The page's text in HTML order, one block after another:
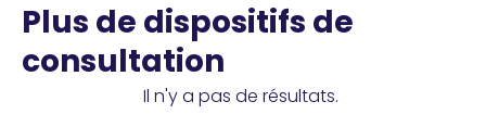
Plus de dispositifs de
consultation
Il n'y a pas de résultats.